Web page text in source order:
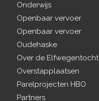
Onderwijs
Openbaar vervoer
Openbaar vervoer
Oudehaske
Over de Elfwegentocht
Overstapplaatsen
Parelprojecten HBO
Partners